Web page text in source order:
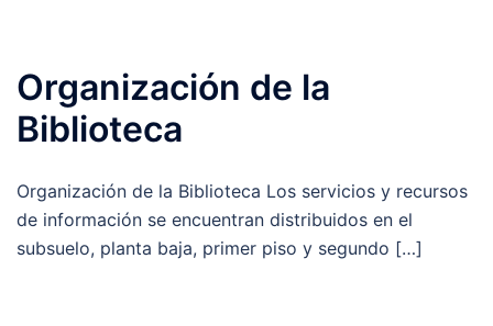
Organización de la
Biblioteca
Organización de la Biblioteca Los servicios y recursos
de información se encuentran distribuidos en el
subsuelo, planta baja, primer piso y segundo […]